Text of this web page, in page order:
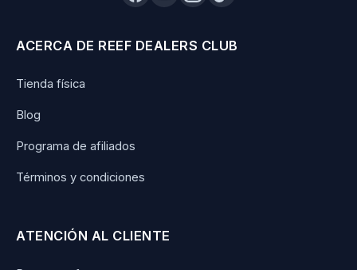
ACERCA DE REEF DEALERS CLUB
Tienda física
Blog
Programa de afiliados
Términos y condiciones
ATENCIÓN AL CLIENTE